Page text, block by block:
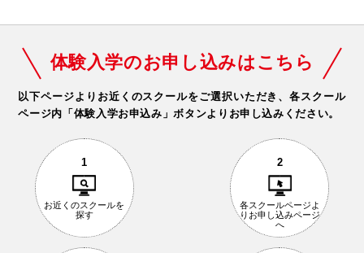
体験入学のお申し込みはこちら
以下ページよりお近くのスクールをご選択いただき、各スクール
ページ内「体験入学お申込み」ボタンよりお申し込みください。
1
お近くのスクールを
探す
2
各スクールページ よ
りお申し込みページ
へ